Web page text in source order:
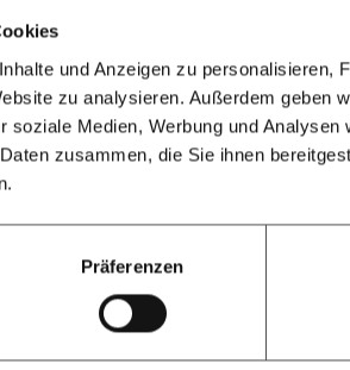
und Anzeigen zu personalisieren,
zu analysieren. Außerdem geben
soziale Medien, Werbung und
zusammen, die Sie ihnen
Präferenzen
SCHWARZEN STAHLTÜR
für Ihre schwarzeGlastürwird
festgelegt. Eine farblich
kann je nach dem
werden, ist aber